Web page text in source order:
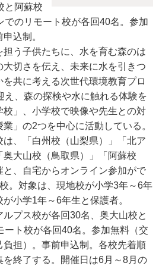
と阿蘇校
でのリモート校が各回40名。参加
込制。
う子供たちに、水を育む森のは
切さを伝え、未来に水を引きつ
共に考える次世代環境教育プロ
え、森の探検や水に触れる体験を
」、小学校で映像や先生との対
」の2つを中心に活動している。
、「白州校（山梨県）」「北ア
大山校（鳥取県）」「阿蘇校
と、自宅からオンライン参加がで
。対象は、現地校が小学3年～6年
小学1年～6年生と保護者。
プス校が各回30名、奥大山校と
ート校が各回40名。参加無料（交
担）。事前申込制。各校先着順
終了する。開催日は6月～8月の